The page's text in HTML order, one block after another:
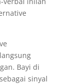
Bayi di
sinyal